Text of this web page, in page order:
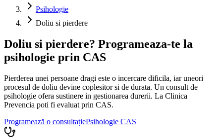
Psihologie
Doliu si pierdere
Doliu si pierdere? Programeaza-te la
psihologie prin CAS
Pierderea unei persoane dragi este o incercare dificila, iar uneori
procesul de doliu devine coplesitor si de durata. Un consult de
psihologie ofera sustinere in gestionarea durerii. La Clinica
Prevencia poti fi evaluat prin CAS.
Programează o consultațiePsihologie CAS